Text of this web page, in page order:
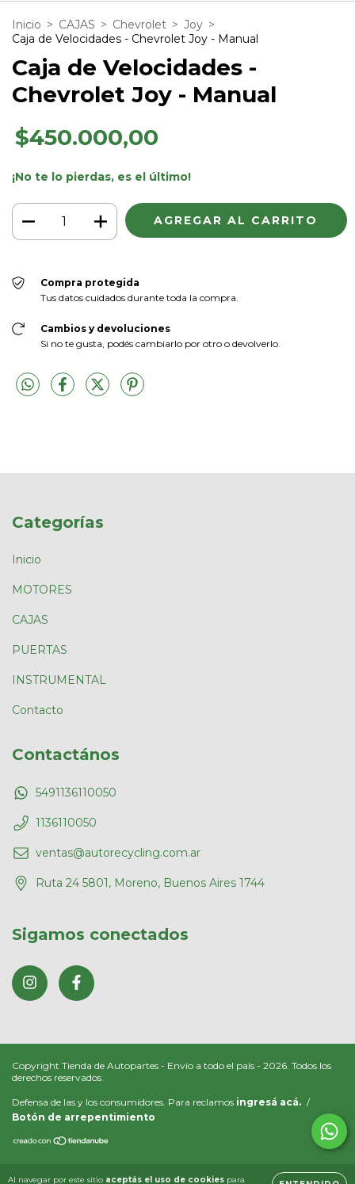
Al navegar por este sitio aceptás el uso de cookies para
Inicio > CAJAS > Chevrolet > Joy >
Caja de Velocidades - Chevrolet Joy - Manual
Caja de Velocidades -
Chevrolet Joy - Manual
$450.000,00
¡No te lo pierdas, es el último!
Compra protegida
Tus datos cuidados durante toda la compra.
Cambios y devoluciones
Si no te gusta, podés cambiarlo por otro o devolverlo.
Categorías
Inicio
MOTORES
CAJAS
PUERTAS
INSTRUMENTAL
Contacto
Contactános
5491136110050
1136110050
ventas@autorecycling.com.ar
Ruta 24 5801, Moreno, Buenos Aires 1744
Sigamos conectados
Copyright Tienda de Autopartes - Envío a todo el país - 2026. Todos los
derechos reservados.
Defensa de las y los consumidores. Para reclamos ingresá acá. /
Botón de arrepentimiento